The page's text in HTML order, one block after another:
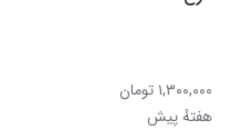
۱,۳۰۰,۰۰۰ تومان
هفتهٔ پیش